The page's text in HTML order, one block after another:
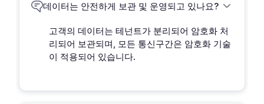
데이터는 안전하게 보관 및 운영되고 있나요?
고객의 데이터는 테넌트가 분리되어 암호화 처
리되어 보관되며, 모든 통신구간은 암호화 기술
이 적용되어 있습니다.